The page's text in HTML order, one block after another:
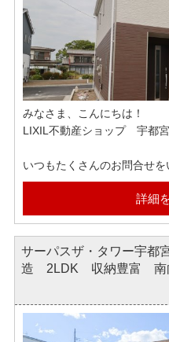
ご紹介可能でございます。
もしインターネットで気に
お気軽にお申しつけください
みなさま、こんにちは！
LIXIL不動産ショップ 宇都
いつもたくさんのお問合せ
ます！
まもなく12月となります。
うなのでお気を付け下さい。
今週の休みは買い出しのつい
祖勝道上人生誕の地とされる
有名なスポットではないの
た。
日光開山の祖がこのような
感慨深いものがありました。
詳細
サーパスザ・タワー宇
造 2LDK 収納豊富 南